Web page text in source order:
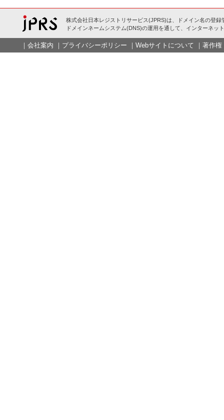
株式会社日本レジストリサービス(JPRS)は、ドメイン名の登録
ドメインネームシステム(DNS)の運用を通して、インターネッ
｜ 会社案内 ｜ プライバシーポリシー ｜ Webサイトについて ｜ 著作権